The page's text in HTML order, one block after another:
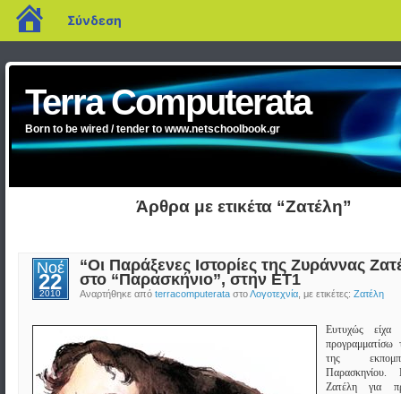
Terra Computerata
Born to be wired / tender to www.netschoolbook.gr
Άρθρα με ετικέτα “Ζατέλη”
Νοέ
22
2010
“Οι Παράξενες Ιστορίες της Ζυράννας
στο “Παρασκήνιο”, στην ΕΤ1
Αναρτήθηκε από terracomputerataστοΛογοτεχνία, με ετικέτες: Ζατέλη
Ευτυχώς είχα
προγραμματίσω
της
Ζατέλη για
blogs.sch.gr
Σύνδεση